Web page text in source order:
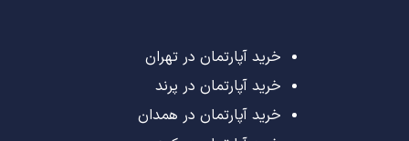
خرید آپارتمان در تهران
خرید آپارتمان در پرند
خرید آپارتمان در همدان